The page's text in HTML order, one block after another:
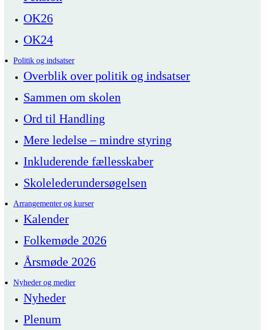
OK26
OK24
Politik og indsatser
Overblik over politik og indsatser
Sammen om skolen
Ord til Handling
Mere ledelse – mindre styring
Inkluderende fællesskaber
Skolelederundersøgelsen
Arrangementer og kurser
Kalender
Folkemøde 2026
Årsmøde 2026
Nyheder og medier
Nyheder
Plenum